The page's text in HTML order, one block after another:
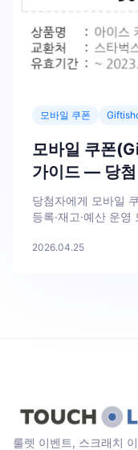
모바일 쿠폰
모바일 쿠폰
가이드 — 당첨
당첨자에게 모바일
등록·재고·예산 운영
2026.04.25
룰렛 이벤트, 스크래치